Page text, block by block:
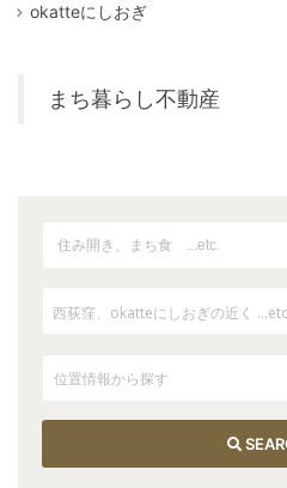
okatteにしおぎ
まち暮らし不動産